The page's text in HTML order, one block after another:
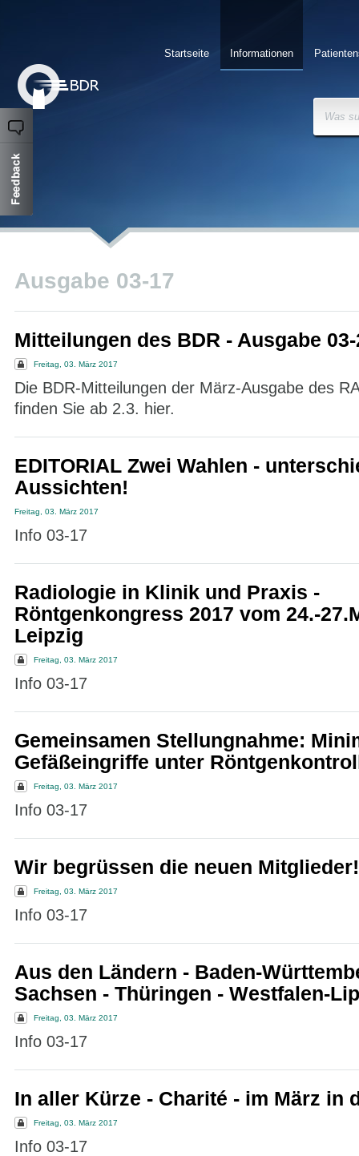
Informationen
Startseite
Was
Ausgabe 03-17
Mitteilungen des BDR - Ausgabe 03-
Freitag, 03. März 2017
Die BDR-Mitteilungen der März-Ausgabe des
finden Sie ab 2.3. hier.
EDITORIAL Zwei Wahlen -
Aussichten!
Freitag, 03. März 2017
Info 03-17
Radiologie in Klinik und Praxis -
Röntgenkongress 2017 vom 24.-
Leipzig
Freitag, 03. März 2017
Info 03-17
Gemeinsamen Stellungnahme:
Gefäßeingriffe unter
Freitag, 03. März 2017
Info 03-17
Wir begrüssen die neuen Mitglieder!
Freitag, 03. März 2017
Info 03-17
Aus den Ländern - Baden-
Sachsen - Thüringen - Westfalen-
Freitag, 03. März 2017
Info 03-17
In aller Kürze - Charité - im März in
Freitag, 03. März 2017
Info 03-17